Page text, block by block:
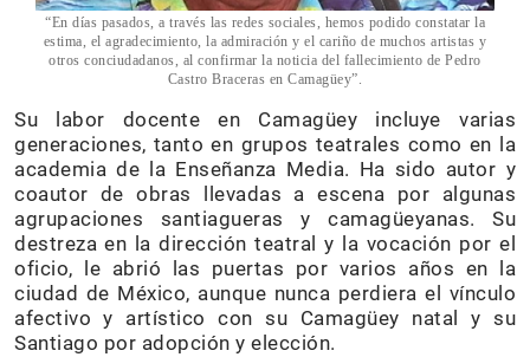
“En días pasados, a través las redes sociales, hemos podido constatar la
estima, el agradecimiento, la admiración y el cariño de muchos artistas y
otros conciudadanos, al confirmar la noticia del fallecimiento de Pedro
Castro Braceras en Camagüey”.
Su labor docente en Camagüey incluye varias
generaciones, tanto en grupos teatrales como en la
academia de la Enseñanza Media. Ha sido autor y
coautor de obras llevadas a escena por algunas
agrupaciones santiagueras y camagüeyanas. Su
destreza en la dirección teatral y la vocación por el
oficio, le abrió las puertas por varios años en la
ciudad de México, aunque nunca perdiera el vínculo
afectivo y artístico con su Camagüey natal y su
Santiago por adopción y elección.